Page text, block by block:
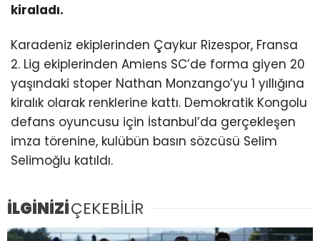
kiraladı.
Karadeniz ekiplerinden Çaykur Rizespor, Fransa
2. Lig ekiplerinden Amiens SC’de forma giyen 20
yaşındaki stoper Nathan Monzango’yu 1 yıllığına
kiralık olarak renklerine kattı. Demokratik Kongolu
defans oyuncusu için İstanbul’da gerçekleşen
imza törenine, kulübün basın sözcüsü Selim
Selimoğlu katıldı.
İLGİNİZİÇEKEBİLİR